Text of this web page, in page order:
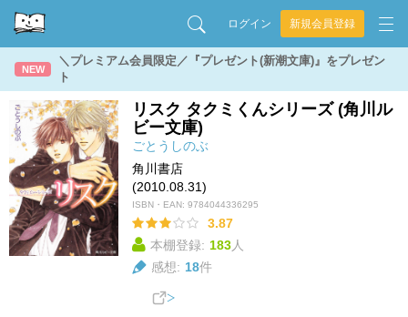
ログイン 新規会員登録
NEW
＼プレミアム会員限定／『プレゼント(新潮文庫)』をプレゼン
ト
リスク タクミくんシリーズ (角川ル
ビー文庫)
ごとうしのぶ
角川書店
(2010.08.31)
ISBN・EAN: 9784044336295
3.87
本棚登録: 183人
感想: 18件